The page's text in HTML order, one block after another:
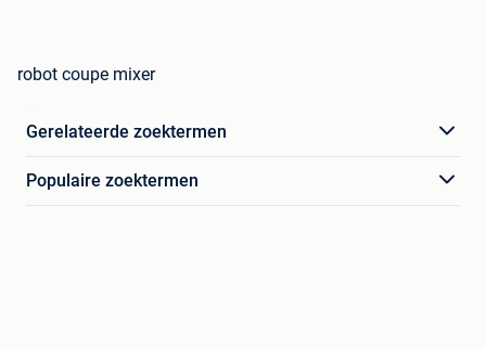
robot coupe mixer
Gerelateerde zoektermen
Populaire zoektermen